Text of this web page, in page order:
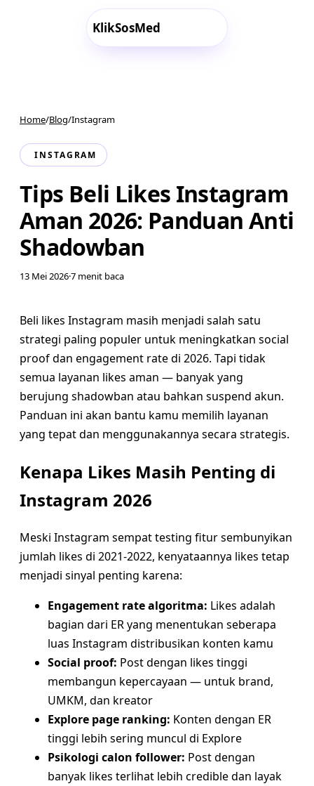
KlikSosMed
Home/Blog/Instagram
INSTAGRAM
Tips Beli Likes Instagram
Aman 2026: Panduan Anti
Shadowban
13 Mei 2026·7 menit baca
Beli likes Instagram masih menjadi salah satu
strategi paling populer untuk meningkatkan social
proof dan engagement rate di 2026. Tapi tidak
semua layanan likes aman — banyak yang
berujung shadowban atau bahkan suspend akun.
Panduan ini akan bantu kamu memilih layanan
yang tepat dan menggunakannya secara strategis.
Kenapa Likes Masih Penting di
Instagram 2026
Meski Instagram sempat testing fitur sembunyikan
jumlah likes di 2021-2022, kenyataannya likes tetap
menjadi sinyal penting karena:
Engagement rate algoritma: Likes adalah
bagian dari ER yang menentukan seberapa
luas Instagram distribusikan konten kamu
Social proof: Post dengan likes tinggi
membangun kepercayaan — untuk brand,
UMKM, dan kreator
Explore page ranking: Konten dengan ER
tinggi lebih sering muncul di Explore
Psikologi calon follower: Post dengan
banyak likes terlihat lebih credible dan layak